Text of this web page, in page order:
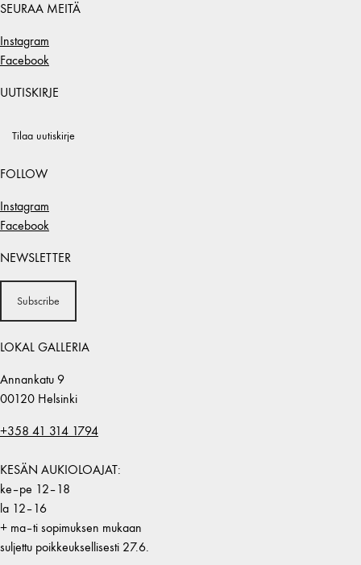
SEURAA MEITÄ
Instagram
Facebook
UUTISKIRJE
Tilaa uutiskirje
FOLLOW
Instagram
Facebook
NEWSLETTER
Subscribe
LOKAL GALLERIA
Annankatu 9
00120 Helsinki
+358 41 314 1794
KESÄN AUKIOLOAJAT:
ke–pe 12–18
la 12–16
+ ma–ti sopimuksen mukaan
suljettu poikkeuksellisesti 27.6.